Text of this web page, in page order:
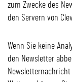
zum Zwecke des
den Servern von
Wenn Sie keine
den Newsletter